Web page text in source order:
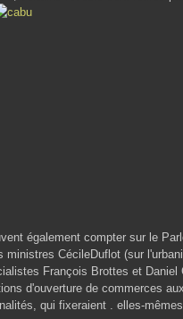
également compter sur le
ministres CécileDuflot (sur
François Brottes et
d'ouverture de commerces aux
qui fixeraient . elles-